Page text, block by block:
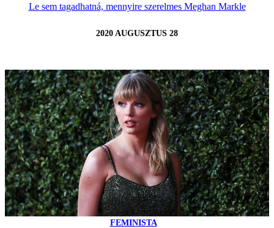
Le sem tagadhatná, mennyire szerelmes Meghan Markle
2020 AUGUSZTUS 28
FEMINISTA